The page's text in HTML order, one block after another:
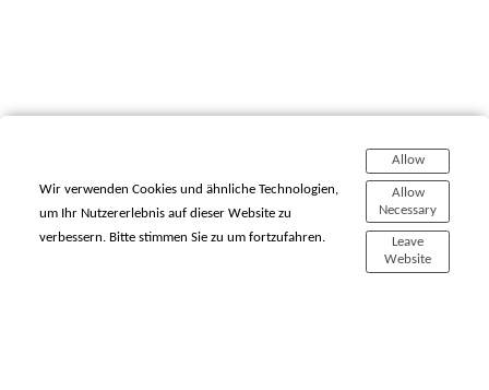
Wir verwenden Cookies und ähnliche Technologien,
um Ihr Nutzererlebnis auf dieser Website zu
verbessern. Bitte stimmen Sie zu um fortzufahren.
Allow
Allow
Necessary
Leave
Website